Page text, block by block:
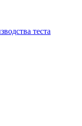
теста